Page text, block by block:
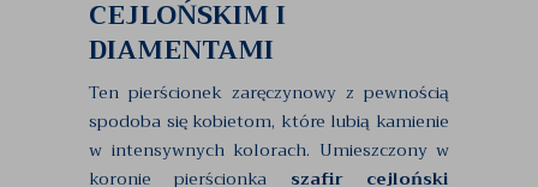
CEJLOŃSKIM I
DIAMENTAMI
Ten pierścionek zaręczynowy z pewnością
spodoba się kobietom, które lubią kamienie
w intensywnych kolorach. Umieszczony w
koronie pierścionka szafir cejloński